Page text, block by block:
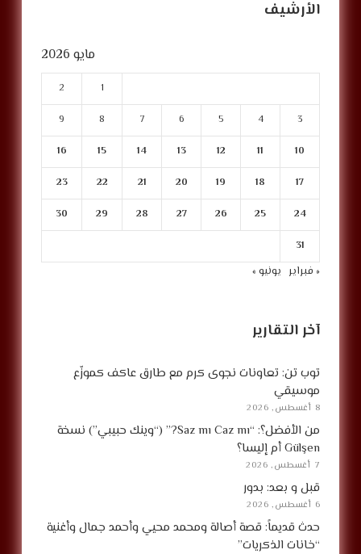
الأرشيف
مايو 2026
1
2
3
4
5
6
7
8
9
10
11
12
13
14
15
16
17
18
19
20
21
22
23
24
25
26
27
28
29
30
31
« فبراير يونيو »
آخر التقارير
توب تن: تعاونات نجوى كرم مع طارق عاكف كموزّع
موسيقي
8 أغسطس, 2026
من الأفضل؟: “Saz mı Caz mı?” (“وينك حبيبي”) نسخة
Gülşen أم إليسا؟
7 أغسطس, 2026
قبل و بعد: بدور
6 أغسطس, 2026
حدث قديماً: قصة أصالة ومحمد محيي وأحمد جمال وأغنية
“خانات الذكريات”